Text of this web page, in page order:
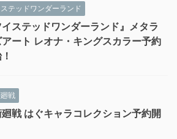
テッドワンダーランド
イステッドワンダーランド』メタラ
アート レオナ・キングスカラー予約
戦
戦 はぐキャラコレクション予約開